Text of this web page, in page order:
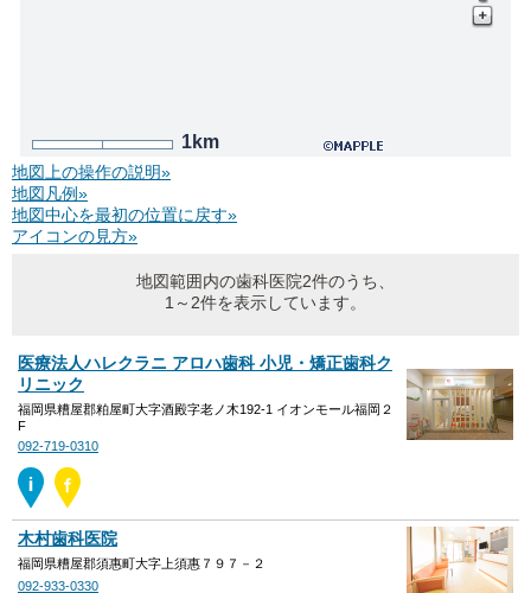
1km
地図上の操作の説明»
地図凡例»
地図中心を最初の位置に戻す»
アイコンの見方»
地図範囲内の歯科医院2件のうち、
1～2件を表示しています。
医療法人ハレクラニ アロハ歯科 小児・矯正歯科ク
リニック
福岡県糟屋郡粕屋町大字酒殿字老ノ木192-1 イオンモール福岡２
F
092-719-0310
木村歯科医院
福岡県糟屋郡須惠町大字上須惠７９７－２
092-933-0330